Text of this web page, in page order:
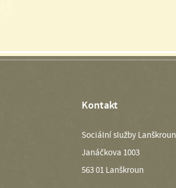
Kontakt
Sociální služby Lanškroun
Janáčkova 1003
563 01 Lanškroun